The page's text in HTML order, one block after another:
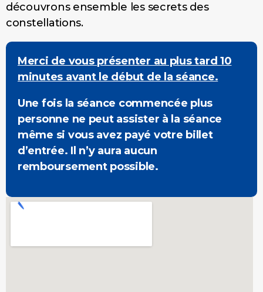
découvrons ensemble les secrets des
constellations.
Merci de vous présenter au plus tard 10
minutes avant le début de la séance.
Une fois la séance commencée plus
personne ne peut assister à la séance
même si vous avez payé votre billet
d’entrée. Il n’y aura aucun
remboursement possible.